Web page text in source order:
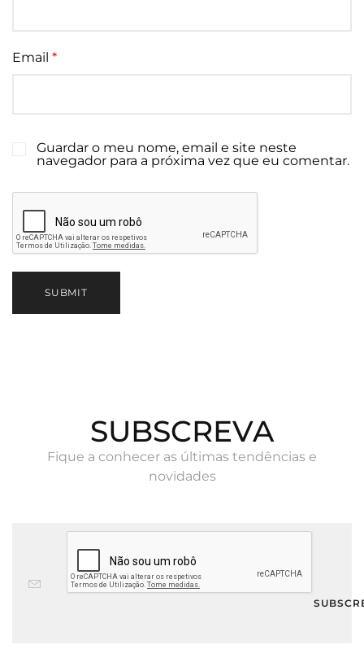
Email *
Guardar o meu nome, email e site neste
navegador para a próxima vez que eu comentar.
SUBSCREVA
Fique a conhecer as últimas tendências e
novidades